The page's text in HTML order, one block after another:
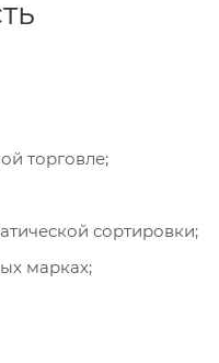
торговле;
сортировки;
марках;